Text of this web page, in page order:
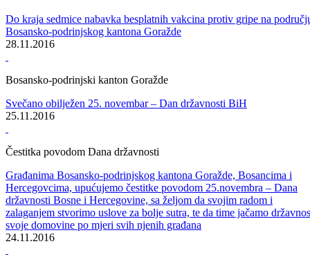
Goražde
U završnoj fazi pregovori u vezi kolektivnog ugovora sa Sindikatom
srednjeg i visokog obrazovanja BPK Goražde i započeti pregovori sa
Sindikatom osnovnog obrazovanja i odgoja
30.11.2016